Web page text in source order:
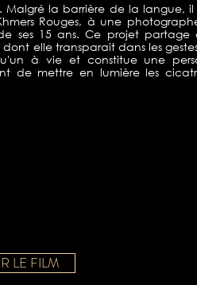
la barrière de la langue,
Rouges, à une
ses 15 ans. Ce projet
elle transparait dans les
à vie et constitue une
de mettre en lumière les
LE FILM